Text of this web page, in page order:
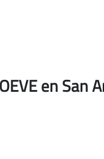
en San